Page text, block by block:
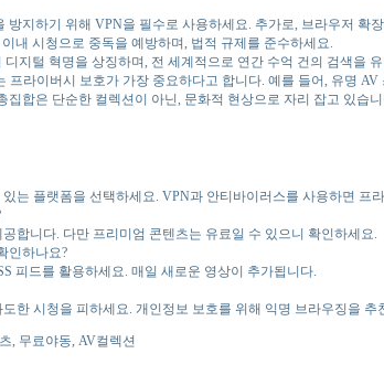
방지하기 위해 VPN을 필수로 사용하세요. 추가로, 브라우저 확
내 시청으로 중독을 예방하며, 법적 규제를 준수하세요.
지털 혁명을 상징하며, 전 세계적으로 연간 수억 건의 검색을
프라이버시 보호가 가장 중요하다고 합니다. 예를 들어, 유명
집합은 단순한 컬렉션이 아닌, 문화적 현상으로 자리 잡고 있습
는 플랫폼을 선택하세요. VPN과 안티바이러스를 사용하면 프
합니다. 다만 프리미엄 콘텐츠는 유료일 수 있으니 확인하세요.
인하나요?
피드를 활용하세요. 매일 새로운 영상이 추가됩니다.
한 시청을 피하세요. 개인정보 보호를 위해 익명 브라우징을 추
, 무료야동, AV컬렉션